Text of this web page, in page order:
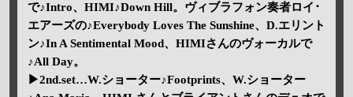
で♪Intro、HIMI♪Down Hill。ヴィブラフォン奏者ロイ･
エアーズの♪Everybody Loves The Sunshine、D.エリント
ン♪In A Sentimental Mood、HIMIさんのヴォーカルで
♪All Day。
▶2nd.set…W.ショーター♪Footprints、W.ショーター